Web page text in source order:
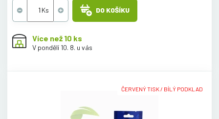
DO KOŠÍKU
Více než 10 ks
V pondělí 10. 8. u vás
ČERVENÝ TISK / BÍLÝ PODKLAD